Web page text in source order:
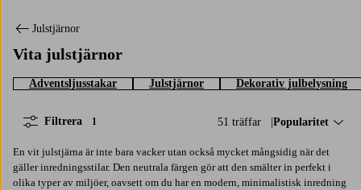
Julstjärnor
Vita julstjärnor
Adventsljusstakar Julstjärnor Dekorativ julbelysning
51 träffar Sortera på:
Popularitet
Filtrera 1
En vit julstjärna är inte bara vacker utan också mycket mångsidig när det
gäller inredningsstilar. Den neutrala färgen gör att den smälter in perfekt i
olika typer av miljöer, oavsett om du har en modern, minimalistisk inredning